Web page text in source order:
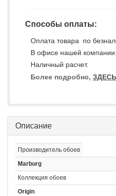
Способы оплаты:
Оплата товара по
В офисе нашей компании.
Наличный расчет.
Более подробно, ЗДЕСЬ
Описание
Производитель обоев
Marburg
Коллекция обоев
Origin